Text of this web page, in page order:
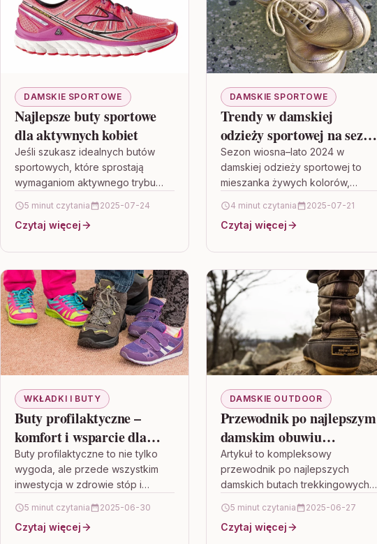
DAMSKIE SPORTOWE
Najlepsze buty sportowe
dla aktywnych kobiet
Jeśli szukasz idealnych butów
sportowych, które sprostają
wymaganiom aktywnego trybu
Ciebie. Znajdziesz tu
szczegółowy ranking najlepszych
5 minut czytania 2025-07-24
Czytaj więcej
DAMSKIE SPORTOWE
Trendy w damskiej
odzieży sportowej na sezon
wiosna–lato
Sezon wiosna–lato 2024 w
damskiej odzieży sportowej to
mieszanka żywych kolorów,
ekologicznej świadomości.
Modne kobiety mogą liczyć na
4 minut czytania 2025-07-21
Czytaj więcej
WKŁADKI I BUTY
Buty profilaktyczne –
komfort i wsparcie dla
codziennego chodzenia
Buty profilaktyczne to nie tylko
wygoda, ale przede wszystkim
inwestycja w zdrowie stóp i
wyjaśniamy, dlaczego warto je
nosić…
5 minut czytania 2025-06-30
Czytaj więcej
DAMSKIE OUTDOOR
Przewodnik po najlepszym
damskim obuwiu
trekkingowym na każdą
porę roku
Artykuł to kompleksowy
przewodnik po najlepszych
damskich butach trekkingowych
roku – od zimowych wypraw w
śniegu, przez wiosenne spacery
5 minut czytania 2025-06-27
Czytaj więcej